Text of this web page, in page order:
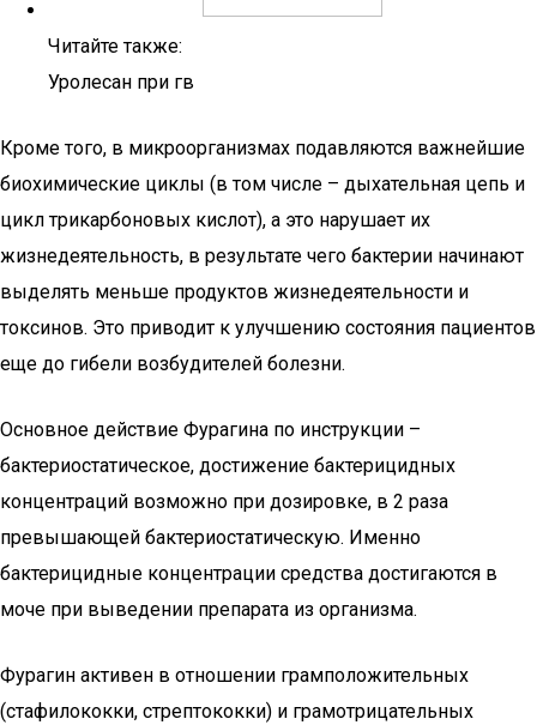
Читайте также:
Уролесан при гв
Кроме того, в микроорганизмах подавляются важнейшие
биохимические циклы (в том числе – дыхательная цепь и
цикл трикарбоновых кислот), а это нарушает их
жизнедеятельность, в результате чего бактерии начинают
выделять меньше продуктов жизнедеятельности и
токсинов. Это приводит к улучшению состояния пациентов
еще до гибели возбудителей болезни.
Основное действие Фурагина по инструкции –
бактериостатическое, достижение бактерицидных
концентраций возможно при дозировке, в 2 раза
превышающей бактериостатическую. Именно
бактерицидные концентрации средства достигаются в
моче при выведении препарата из организма.
Фурагин активен в отношении грамположительных
(стафилококки, стрептококки) и грамотрицательных